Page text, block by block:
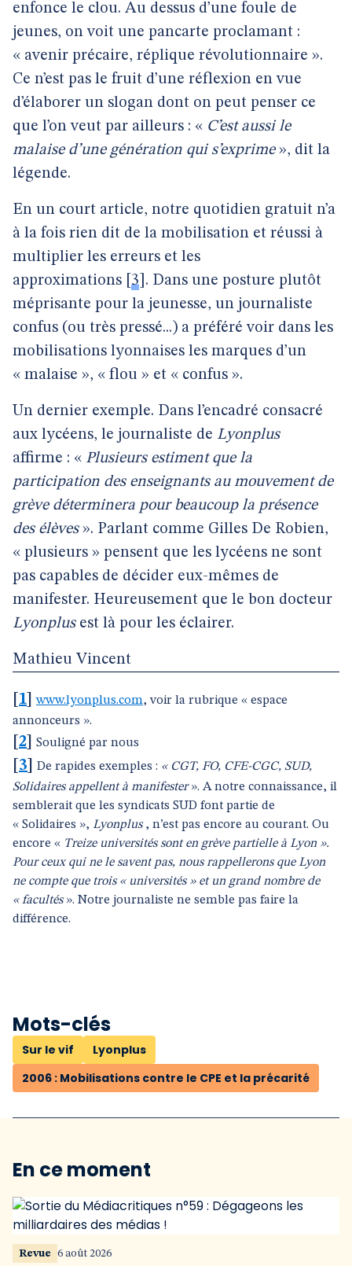
enfonce le clou. Au dessus d’une foule de
jeunes, on voit une pancarte proclamant :
« avenir précaire, réplique révolutionnaire ».
Ce n’est pas le fruit d’une réflexion en vue
d’élaborer un slogan dont on peut penser ce
que l’on veut par ailleurs : « C’est aussi le
malaise d’une génération qui s’exprime», dit la
légende.
En un court article, notre quotidien gratuit n’a
à la fois rien dit de la mobilisation et réussi à
multiplier les erreurs et les
approximations 3 . Dans une posture plutôt
méprisante pour la jeunesse, un journaliste
confus (ou très pressé...) a préféré voir dans les
mobilisations lyonnaises les marques d’un
« malaise », « flou » et « confus ».
Un dernier exemple. Dans l’encadré consacré
aux lycéens, le journaliste de Lyonplus
affirme : « Plusieurs estiment que la
participation des enseignants au mouvement de
grève déterminera pour beaucoup la présence
des élèves». Parlant comme Gilles De Robien,
« plusieurs » pensent que les lycéens ne sont
pas capables de décider eux-mêmes de
manifester. Heureusement que le bon docteur
Lyonplus est là pour les éclairer.
Mathieu Vincent
1 ]www.lyonplus.com, voir la rubrique « espace
annonceurs ».
2 Souligné par nous
3 De rapides exemples : « CGT, FO, CFE-CGC, SUD,
Solidaires appellent à manifester». A notre connaissance, il
semblerait que les syndicats SUD font partie de
« Solidaires », Lyonplus, n’est pas encore au courant. Ou
encore « Treize universités sont en grève partielle à Lyon ».
Pour ceux qui ne le savent pas, nous rappellerons que Lyon
ne compte que trois « universités » et un grand nombre de
« facultés». Notre journaliste ne semble pas faire la
différence.
Mots-clés
Sur le vif
Lyonplus
2006 : Mobilisations contre le CPE et la précarité
En ce moment
Revue 6 août 2026